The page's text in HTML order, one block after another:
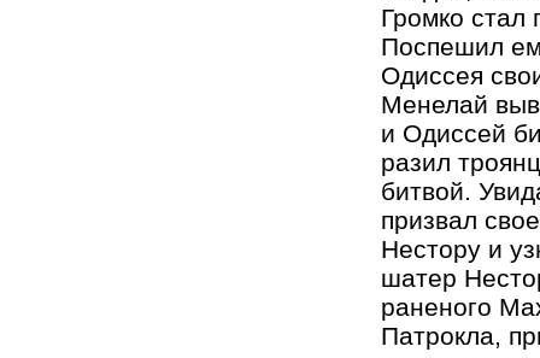
Громко стал
Поспешил
Одиссея
Менелай
и Одиссей
разил
битвой.
призвал
Нестору и
шатер
раненого
Патрокла,